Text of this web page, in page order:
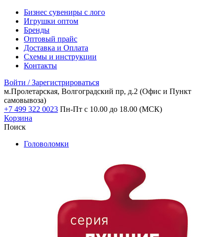
Бизнес сувениры с лого
Игрушки оптом
Бренды
Оптовый прайс
Доставка и Оплата
Схемы и инструкции
Контакты
Войти / Зарегистрироваться
м.Пролетарская, Волгоградский пр, д.2 (Офис и Пункт
самовывоза)
+7 499 322 0023 Пн-Пт с 10.00 до 18.00 (МСК)
Корзина
Поиск
Головоломки